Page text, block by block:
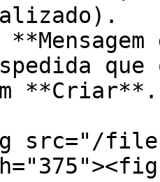
**Criar**.
src="/files/